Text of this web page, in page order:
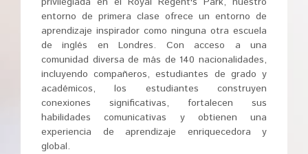
entorno de primera clase ofrece un entorno de
aprendizaje inspirador como ninguna otra escuela
de inglés en Londres. Con acceso a una
comunidad diversa de más de 140 nacionalidades,
incluyendo compañeros, estudiantes de grado y
académicos, los estudiantes construyen
conexiones significativas, fortalecen sus
habilidades comunicativas y obtienen una
experiencia de aprendizaje enriquecedora y
global.